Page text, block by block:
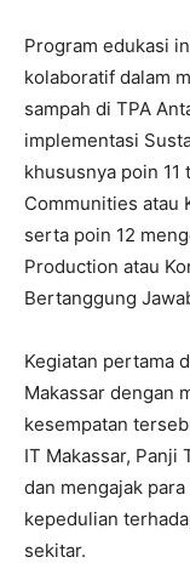
Program edukasi
kolaboratif dalam
sampah di TPA
implementasi
khususnya poin
Communities atau
serta poin 12
Production atau
Bertanggung
Kegiatan pertama
Makassar dengan
kesempatan
IT Makassar, Panji
dan mengajak
kepedulian
sekitar.